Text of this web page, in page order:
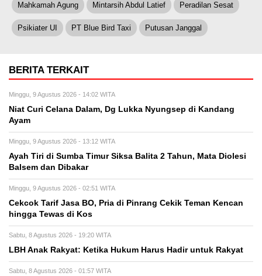
Mahkamah Agung Mintarsih Abdul Latief Peradilan Sesat
Psikiater UI PT Blue Bird Taxi Putusan Janggal
BERITA TERKAIT
Minggu, 9 Agustus 2026 - 14:02 WITA
Niat Curi Celana Dalam, Dg Lukka Nyungsep di Kandang
Ayam
Minggu, 9 Agustus 2026 - 13:12 WITA
Ayah Tiri di Sumba Timur Siksa Balita 2 Tahun, Mata Diolesi
Balsem dan Dibakar
Minggu, 9 Agustus 2026 - 02:51 WITA
Cekcok Tarif Jasa BO, Pria di Pinrang Cekik Teman Kencan
hingga Tewas di Kos
Sabtu, 8 Agustus 2026 - 19:20 WITA
LBH Anak Rakyat: Ketika Hukum Harus Hadir untuk Rakyat
Sabtu, 8 Agustus 2026 - 01:57 WITA